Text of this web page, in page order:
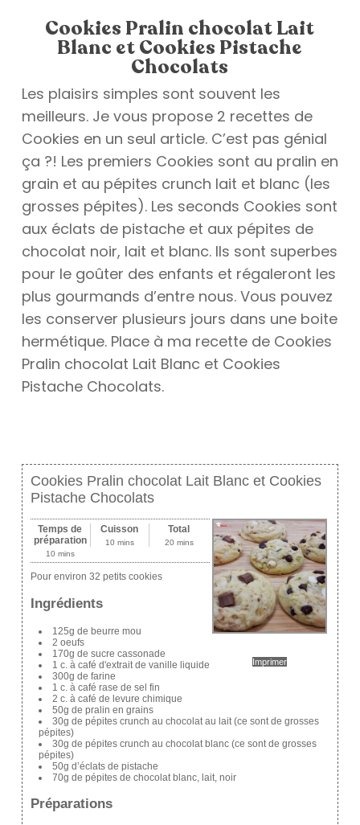
Cookies Pralin chocolat Lait
Blanc et Cookies Pistache
Chocolats
Les plaisirs simples sont souvent les
meilleurs. Je vous propose 2 recettes de
Cookies en un seul article. C’est pas génial
ça ?! Les premiers Cookies sont au pralin en
grain et au pépites crunch lait et blanc (les
grosses pépites). Les seconds Cookies sont
aux éclats de pistache et aux pépites de
chocolat noir, lait et blanc. Ils sont superbes
pour le goûter des enfants et régaleront les
plus gourmands d’entre nous. Vous pouvez
les conserver plusieurs jours dans une boite
hermétique. Place à ma recette de Cookies
Pralin chocolat Lait Blanc et Cookies
Pistache Chocolats.
Cookies Pralin chocolat Lait Blanc et Cookies
Pistache Chocolats
Imprimer
Temps de
préparation
10 mins
Cuisson
10 mins
Total
20 mins
Pour environ 32 petits cookies
Ingrédients
125g de beurre mou
2 oeufs
170g de sucre cassonade
1 c. à café d'extrait de vanille liquide
300g de farine
1 c. à café rase de sel fin
2 c. à café de levure chimique
50g de pralin en grains
30g de pépites crunch au chocolat au lait (ce sont de grosses
pépites)
30g de pépites crunch au chocolat blanc (ce sont de grosses
pépites)
50g d’éclats de pistache
70g de pépites de chocolat blanc, lait, noir
Préparations